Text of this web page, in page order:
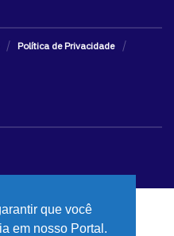
Política de Privacidade
que você
em nosso Portal.